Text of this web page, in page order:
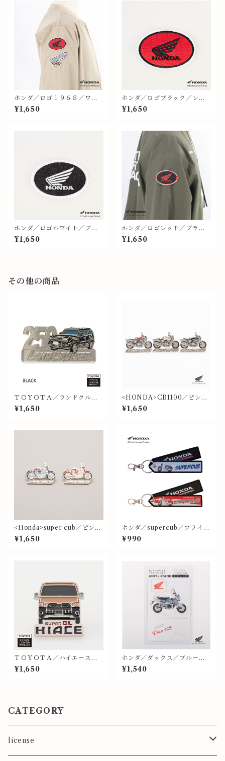
ホンダ／ロゴ１９６８／ワッ
ペン③④
¥1,650
ホンダ／ロゴブラック／レッ
ド地／ワッペン⑧
¥1,650
ホンダ／ロゴホワイト／ブラ
ック地／ワッペン⑩
¥1,650
ホンダ／ロゴレッド／ブラッ
ク地／ワッペン⑤
¥1,650
その他の商品
ＴＯＹＯＴＡ／ランドクルー
ザー２５０（黒）
¥1,650
<HONDA>CB1100／ピンバ
ッジ
¥1,650
<Honda>super cub／ピンバ
ッジ
¥1,650
ホンダ／supercub／フライト
タグ③④
¥990
ＴＯＹＯＴＡ／ハイエース
（ＢＥＩＧＥ）／ＦＲＯＮＴ
／ピンバッジ
¥1,650
ホンダ／ダックス／ブルー／
アクリルスタンド【HO_ACD
AX_F_BU24A.K】
¥1,540
CATEGORY
license